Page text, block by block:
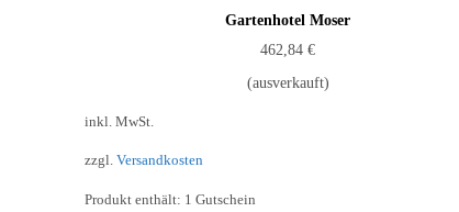
Gartenhotel Moser
462,84 €
(ausverkauft)
inkl. MwSt.
zzgl. Versandkosten
Produkt enthält: 1 Gutschein